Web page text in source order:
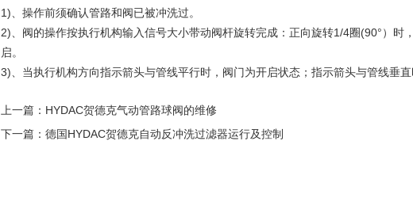
1)、操作前须确认管路和阀已被冲洗过。
2)、阀的操作按执行机构输入信号大小带动阀杆旋转完成：正向旋转1/4圈(90°）时
启。
3)、当执行机构方向指示箭头与管线平行时，阀门为开启状态；指示箭头与管线垂直
上一篇： HYDAC贺德克气动管路球阀的维修
下一篇： 德国HYDAC贺德克自动反冲洗过滤器运行及控制